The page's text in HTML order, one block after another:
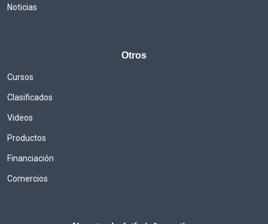
Noticias
Otros
Cursos
Clasificados
Videos
Productos
Financiación
Comercios